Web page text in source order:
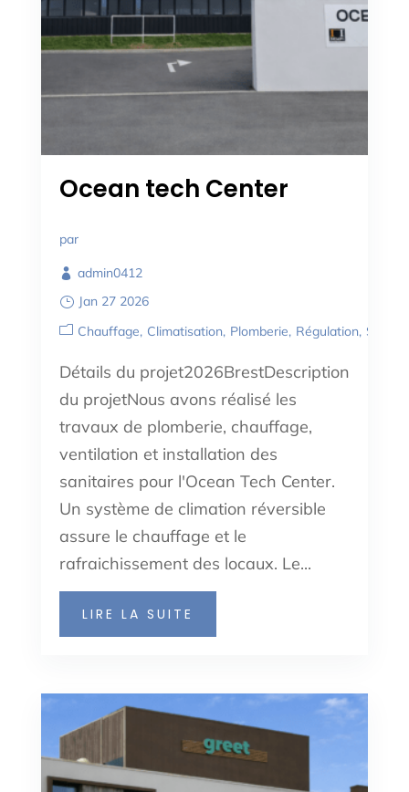
Ocean tech Center
par
admin0412
Jan 27 2026
Chauffage Climatisation Plomberie Régulation
Détails du projet2026BrestDescription
du projetNous avons réalisé les
travaux de plomberie, chauffage,
ventilation et installation des
sanitaires pour l'Ocean Tech Center.
Un système de climation réversible
assure le chauffage et le
rafraichissement des locaux. Le...
LIRE LA SUITE